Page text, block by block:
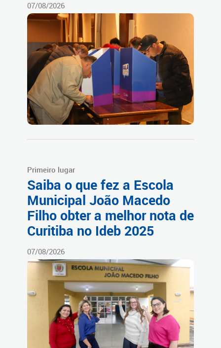
07/08/2026
Primeiro lugar
Saiba o que fez a Escola
Municipal João Macedo
Filho obter a melhor nota de
Curitiba no Ideb 2025
07/08/2026